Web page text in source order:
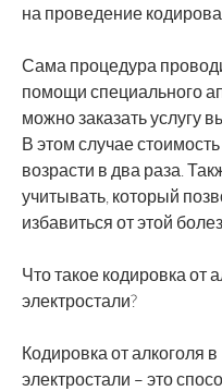
на проведение
Сама процедура
помощи специального
можно заказать услугу
В этом случае
возрасти в два раза.
учитывать, который
избавиться от этой
Что такое кодировка от
электростали?
Кодировка от алкоголя в
электростали – это